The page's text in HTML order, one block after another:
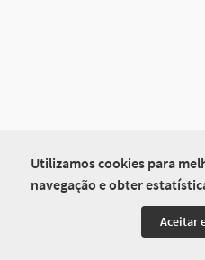
Utilizamos cookies para
navegação e obter
Aceitar